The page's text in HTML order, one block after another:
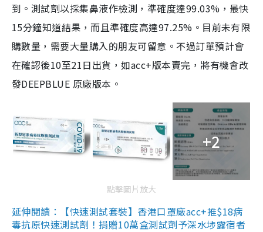
到。測試劑以採集鼻液作檢測，準確度達99.03%，最快
15分鐘知道結果，而且準確度高達97.25%。目前未有限
購數量，需要大量購入的朋友可留意。不過訂單預計會
在確認後10至21日出貨，如acc+版本賣完，將有機會改
發DEEPBLUE 原廠版本。
+2
點擊圖片放大
延伸閱讀：【快速測試套裝】香港口罩廠acc+推$18病
毒抗原快速測試劑！捐贈10萬盒測試劑予深水埗露宿者